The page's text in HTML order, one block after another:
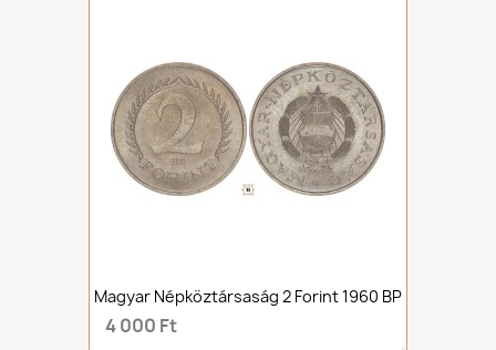
Magyar Népköztársaság 2 Forint 1960 BP
4 000 Ft